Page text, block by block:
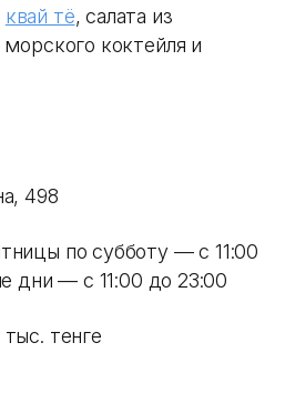
квай тё, салата из
коктейля и
498
по субботу — с 11:00
дни — с 11:00 до 23:00
тенге